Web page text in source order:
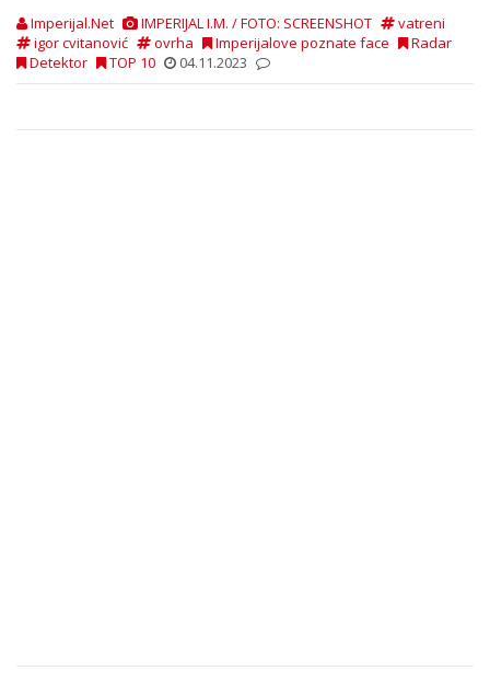
Imperijal.Net IMPERIJAL I.M. / FOTO: SCREENSHOT
vatreni
igor cvitanović
ovrha Imperijalove poznate face
Radar
Detektor
TOP 10 04.11.2023